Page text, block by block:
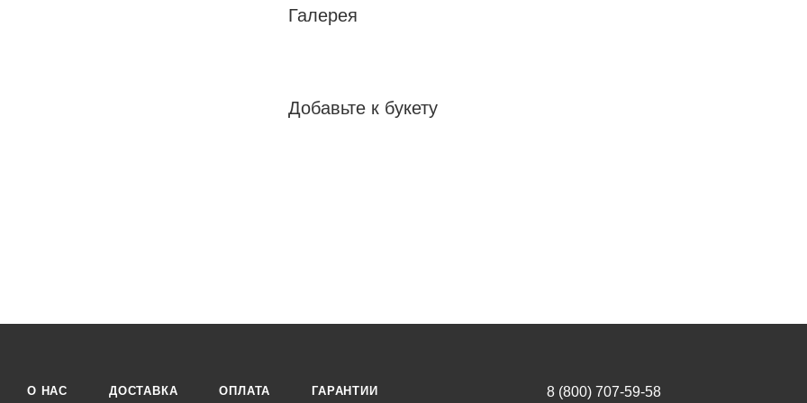
Галерея
Добавьте к букету
О НАС ДОСТАВКА ОПЛАТА ГАРАНТИИ 8 (800) 707-59-58